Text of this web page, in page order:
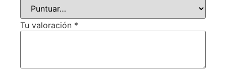
Tu valoración *